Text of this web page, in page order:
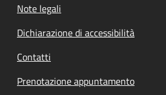
Note legali
Dichiarazione di accessibilità
Contatti
Prenotazione appuntamento